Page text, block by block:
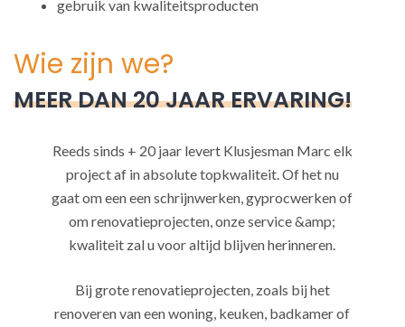
gebruik van kwaliteitsproducten
Wie zijn we?
MEER DAN 20 JAAR ERVARING!
Reeds sinds + 20 jaar levert Klusjesman Marc elk
project af in absolute topkwaliteit. Of het nu
gaat om een een schrijnwerken, gyprocwerken of
om renovatieprojecten, onze service &amp;
kwaliteit zal u voor altijd blijven herinneren.
Bij grote renovatieprojecten, zoals bij het
renoveren van een woning, keuken, badkamer of